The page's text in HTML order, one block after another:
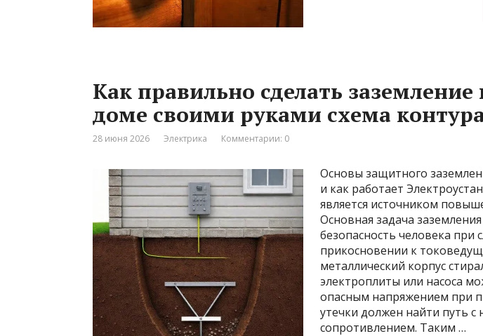
Как правильно сделать
доме своими руками схема
28 июня 2026 Электрика Комментарии: 0
Основы защитного
и как работает
является источником
Основная задача
безопасность человека при
прикосновении к
металлический корпус
электроплиты или насоса
опасным напряжением при
утечки должен найти путь
сопротивлением. Таким …